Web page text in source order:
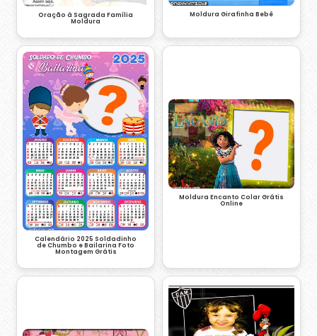
Oração à Sagrada Família
Moldura
Moldura Girafinha Bebê
Calendário 2025 Soldadinho
de Chumbo e Bailarina Foto
Montagem Grátis
Moldura Encanto Colar Grátis
Online